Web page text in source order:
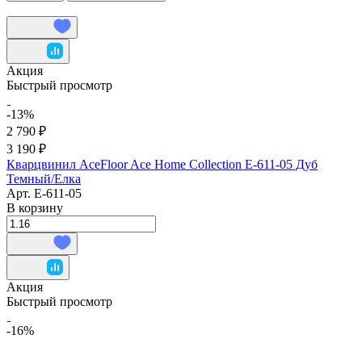
Акция
Быстрый просмотр
-13%
2 790 ₽
3 190 ₽
Кварцвинил AceFloor Ace Home Collection E-611-05 Дуб
Темный/Елка
Арт. E-611-05
В корзину
Акция
Быстрый просмотр
-16%